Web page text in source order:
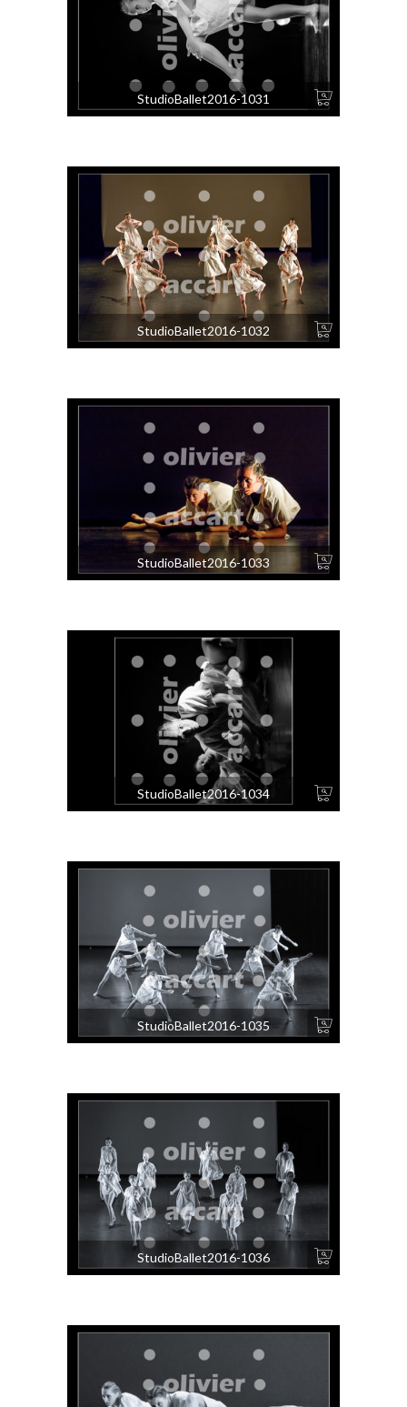
StudioBallet2016-1031
StudioBallet2016-1032
StudioBallet2016-1033
StudioBallet2016-1034
StudioBallet2016-1035
StudioBallet2016-1036